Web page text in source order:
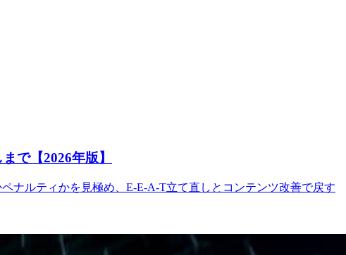
で【2026年版】
ナルティかを見極め、E-E-A-T立て直しとコンテンツ改善で戻す